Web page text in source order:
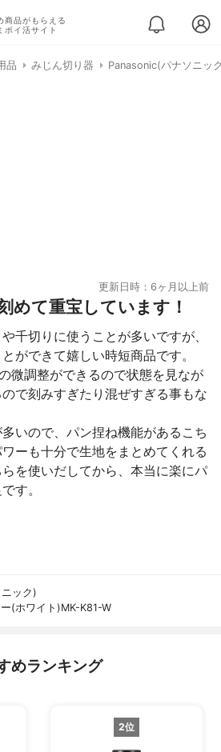
商品がもらえる
ポイ活サイト
品 みじん切り器 Panasonic(パナソニッ
更新日時：6ヶ月以上前
めて重宝しています！
千切りに使うことが多いですが、
ができて嬉しい時短商品です。
微調整ができるので状態を見なが
で刻みすぎたり混ぜすぎる事もな
いので、パン捏ね機能があるこち
ーも十分で生地をまとめてくれる
を使いだしてから、本当に楽にパ
す。
ック)
(ホワイト)MK-K81-W
めランキング
2位